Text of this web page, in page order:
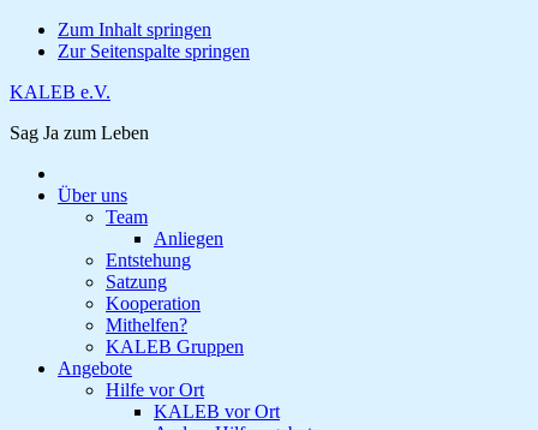
Zum Inhalt springen
Zur Seitenspalte springen
KALEB e.V.
Sag Ja zum Leben
Über uns
Team
Anliegen
Entstehung
Satzung
Kooperation
Mithelfen?
KALEB Gruppen
Angebote
Hilfe vor Ort
KALEB vor Ort